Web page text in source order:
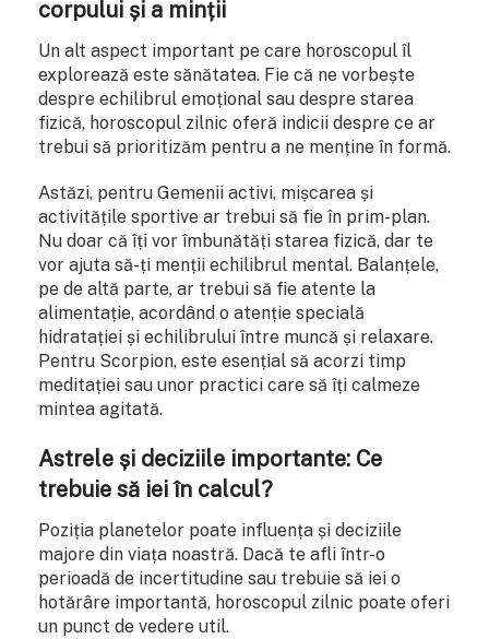
corpului și a minții
Un alt aspect important pe care horoscopul îl
explorează este sănătatea. Fie că ne vorbește
despre echilibrul emoțional sau despre starea
fizică, horoscopul zilnic oferă indicii despre ce ar
trebui să prioritizăm pentru a ne menține în formă.
Astăzi, pentru Gemenii activi, mișcarea și
activitățile sportive ar trebui să fie în prim-plan.
Nu doar că îți vor îmbunătăți starea fizică, dar te
vor ajuta să-ți menții echilibrul mental. Balanțele,
pe de altă parte, ar trebui să fie atente la
alimentație, acordând o atenție specială
hidratației și echilibrului între muncă și relaxare.
Pentru Scorpion, este esențial să acorzi timp
meditației sau unor practici care să îți calmeze
mintea agitată.
Astrele și deciziile importante: Ce
trebuie să iei în calcul?
Poziția planetelor poate influența și deciziile
majore din viața noastră. Dacă te afli într-o
perioadă de incertitudine sau trebuie să iei o
hotărâre importantă, horoscopul zilnic poate oferi
un punct de vedere util.